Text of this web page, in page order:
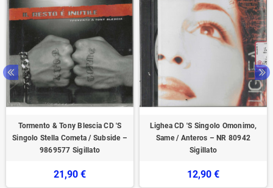
Tormento & Tony Blescia CD 'S
Singolo Stella Cometa / Subside –
9869577 Sigillato
21,90 €
Lighea CD 'S Singolo Omonimo,
Same / Anteros – NR 80942
Sigillato
12,90 €